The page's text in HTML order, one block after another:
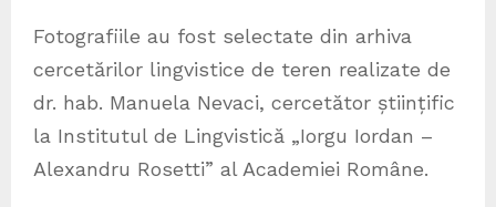
Fotografiile au fost selectate din arhiva
cercetărilor lingvistice de teren realizate de
dr. hab. Manuela Nevaci, cercetător științific
la Institutul de Lingvistică „Iorgu Iordan –
Alexandru Rosetti” al Academiei Române.